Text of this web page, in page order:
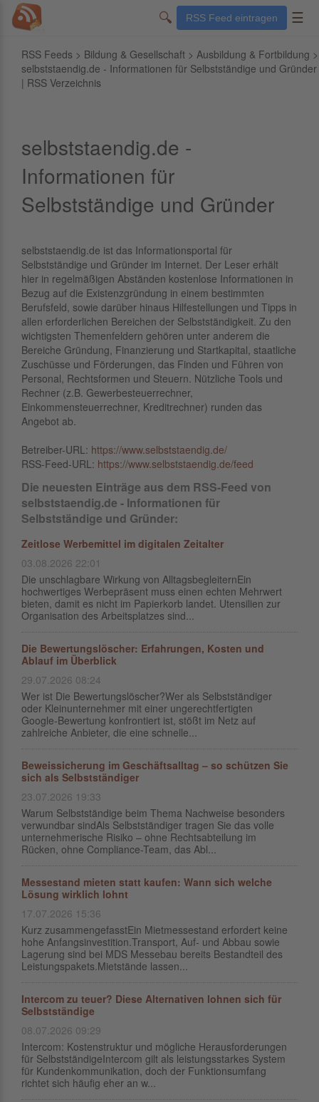
🔍 RSS Feed eintragen ☰
RSS Feeds > Bildung & Gesellschaft > Ausbildung & Fortbildung >
selbststaendig.de - Informationen für Selbstständige und Gründer
| RSS Verzeichnis
selbststaendig.de -
Informationen für
Selbstständige und Gründer
selbststaendig.de ist das Informationsportal für
Selbstständige und Gründer im Internet. Der Leser erhält
hier in regelmäßigen Abständen kostenlose Informationen in
Bezug auf die Existenzgründung in einem bestimmten
Berufsfeld, sowie darüber hinaus Hilfestellungen und Tipps in
allen erforderlichen Bereichen der Selbstständigkeit. Zu den
wichtigsten Themenfeldern gehören unter anderem die
Bereiche Gründung, Finanzierung und Startkapital, staatliche
Zuschüsse und Förderungen, das Finden und Führen von
Personal, Rechtsformen und Steuern. Nützliche Tools und
Rechner (z.B. Gewerbesteuerrechner,
Einkommensteuerrechner, Kreditrechner) runden das
Angebot ab.
Betreiber-URL: https://www.selbststaendig.de/
RSS-Feed-URL: https://www.selbststaendig.de/feed
Die neuesten Einträge aus dem RSS-Feed von
selbststaendig.de - Informationen für
Selbstständige und Gründer:
Zeitlose Werbemittel im digitalen Zeitalter
03.08.2026 22:01
Die unschlagbare Wirkung von AlltagsbegleiternEin
hochwertiges Werbepräsent muss einen echten Mehrwert
bieten, damit es nicht im Papierkorb landet. Utensilien zur
Organisation des Arbeitsplatzes sind...
Die Bewertungslöscher: Erfahrungen, Kosten und
Ablauf im Überblick
29.07.2026 08:24
Wer ist Die Bewertungslöscher?Wer als Selbstständiger
oder Kleinunternehmer mit einer ungerechtfertigten
Google-Bewertung konfrontiert ist, stößt im Netz auf
zahlreiche Anbieter, die eine schnelle...
Beweissicherung im Geschäftsalltag – so schützen Sie
sich als Selbstständiger
23.07.2026 19:33
Warum Selbstständige beim Thema Nachweise besonders
verwundbar sindAls Selbstständiger tragen Sie das volle
unternehmerische Risiko – ohne Rechtsabteilung im
Rücken, ohne Compliance-Team, das Abl...
Messestand mieten statt kaufen: Wann sich welche
Lösung wirklich lohnt
17.07.2026 15:36
Kurz zusammengefasstEin Mietmessestand erfordert keine
hohe Anfangsinvestition.Transport, Auf- und Abbau sowie
Lagerung sind bei MDS Messebau bereits Bestandteil des
Leistungspakets.Mietstände lassen...
Intercom zu teuer? Diese Alternativen lohnen sich für
Selbstständige
08.07.2026 09:29
Intercom: Kostenstruktur und mögliche Herausforderungen
für SelbstständigeIntercom gilt als leistungsstarkes System
für Kundenkommunikation, doch der Funktionsumfang
richtet sich häufig eher an w...